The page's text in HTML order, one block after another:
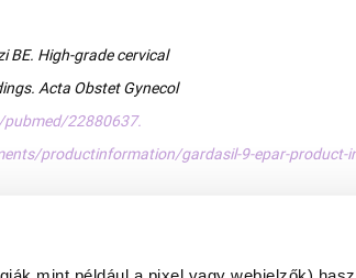
BE. High-grade cervical
Acta Obstet Gynecol
22880637.
productinformation/gardasil-9-epar-product-